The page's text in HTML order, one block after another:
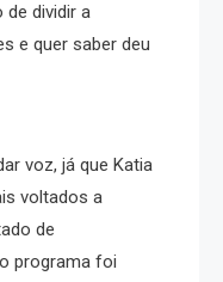
de dividir a
e quer saber deu
voz, já que Katia
voltados a
de
programa foi